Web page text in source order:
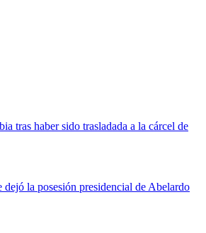
tras haber sido trasladada a la cárcel de
dejó la posesión presidencial de Abelardo